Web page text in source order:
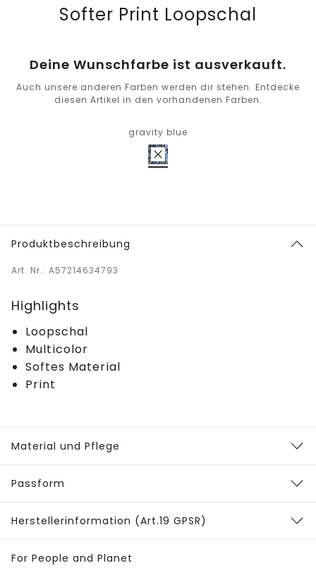
Softer Print Loopschal
Deine Wunschfarbe ist ausverkauft.
Auch unsere anderen Farben werden dir stehen. Entdecke
diesen Artikel in den vorhandenen Farben.
gravity blue
Produktbeschreibung
Art. Nr.: A57214634793
Highlights
Loopschal
Multicolor
Softes Material
Print
Material und Pflege
Passform
Herstellerinformation (Art.19 GPSR)
For People and Planet